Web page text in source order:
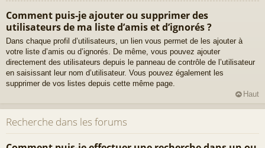
Comment puis-je ajouter ou supprimer des
utilisateurs de ma liste d’amis et d’ignorés ?
Dans chaque profil d’utilisateurs, un lien vous permet de les ajouter à
votre liste d’amis ou d’ignorés. De même, vous pouvez ajouter
directement des utilisateurs depuis le panneau de contrôle de l’utilisateur
en saisissant leur nom d’utilisateur. Vous pouvez également les
supprimer de vos listes depuis cette même page.
Haut
Recherche dans les forums